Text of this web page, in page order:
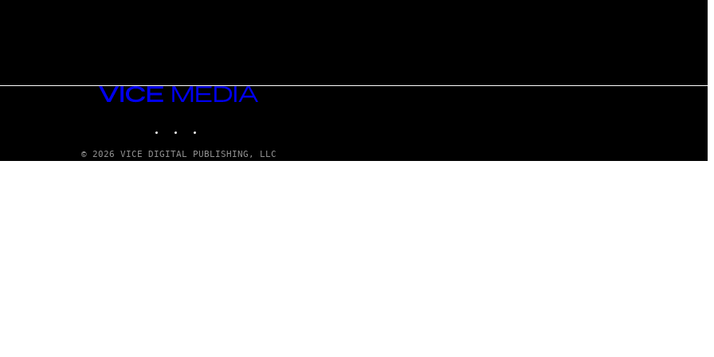
VICE
© 2026 VICE DIGITAL PUBLISHING, LLC